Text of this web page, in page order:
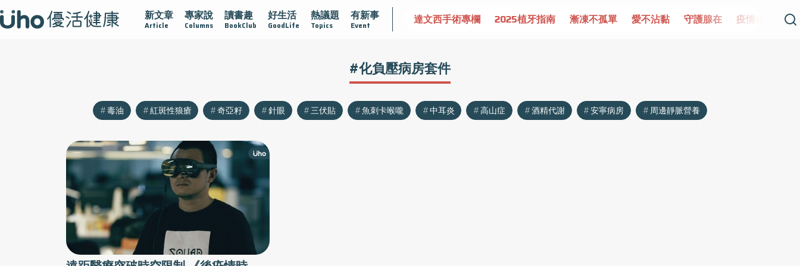
新文章
Article
專家說
Columns
讀書趣
BookClub
好生活
GoodLife
熱議題
Topics
有新事
Event
黏 守護腺在 疫情保衛戰 再生醫學 愛的未來視 認識攝護腺肥大 守護骨骼健康 達文西手術專欄 2025植牙指南 漸凍不孤單 愛不沾黏 守護腺在 疫情保衛戰
#化負壓病房套件
毒油 紅斑性狼瘡 奇亞籽 針眼 三伏貼 魚刺卡喉嚨 中耳炎 高山症 酒精代謝 安寧病房 周邊靜脈營養